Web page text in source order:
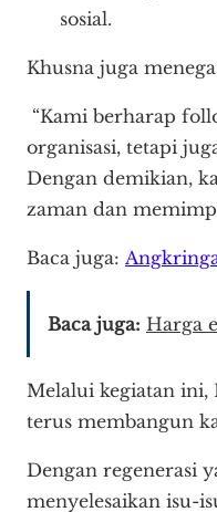
sosial.
Khusna juga
“Kami berharap
organisasi, tetapi
Dengan demikian,
zaman dan
Baca juga:
Baca juga: Harga
Melalui kegiatan
terus membangun
Dengan regenerasi
menyelesaikan isu-